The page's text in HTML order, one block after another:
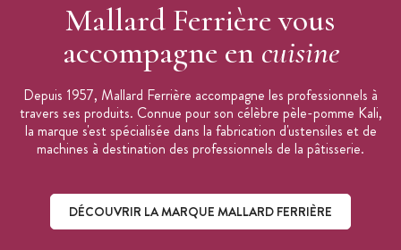
Mallard Ferrière vous
accompagne en cuisine
Depuis 1957, Mallard Ferrière accompagne les professionnels à
travers ses produits. Connue pour son célèbre pèle-pomme Kali,
la marque s'est spécialisée dans la fabrication d'ustensiles et de
machines à destination des professionnels de la pâtisserie.
DÉCOUVRIR LA MARQUE MALLARD FERRIÈRE